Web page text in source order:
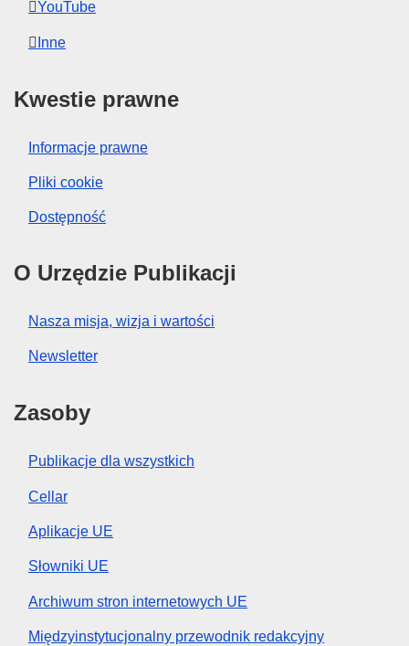
YouTube
Inne
Kwestie prawne
Informacje prawne
Pliki cookie
Dostępność
O Urzędzie Publikacji
Nasza misja, wizja i wartości
Newsletter
Zasoby
Publikacje dla wszystkich
Cellar
Aplikacje UE
Słowniki UE
Archiwum stron internetowych UE
Międzyinstytucjonalny przewodnik redakcyjny